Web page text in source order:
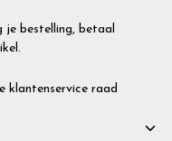
je bestelling, betaal
klantenservice raad